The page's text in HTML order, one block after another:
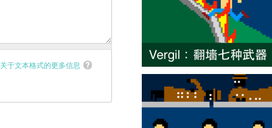
关于文本格式的更多信息